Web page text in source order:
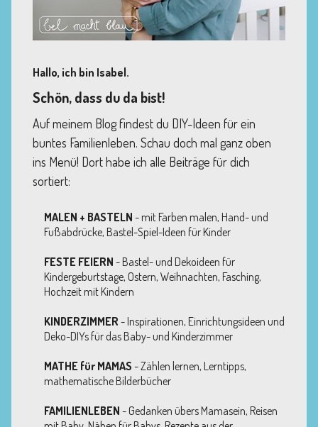
Hallo, ich bin Isabel.
Schön, dass du da bist!
Auf meinem Blog findest du DIY-Ideen für ein
buntes Familienleben. Schau doch mal ganz oben
ins Menü! Dort habe ich alle Beiträge für dich
sortiert:
MALEN + BASTELN - mit Farben malen, Hand- und
Fußabdrücke, Bastel-Spiel-Ideen für Kinder
FESTE FEIERN - Bastel- und Dekoideen für
Kindergeburtstage, Ostern, Weihnachten, Fasching,
Hochzeit mit Kindern
KINDERZIMMER - Inspirationen, Einrichtungsideen und
Deko-DIYs für das Baby- und Kinderzimmer
MATHE für MAMAS - Zählen lernen, Lerntipps,
mathematische Bilderbücher
FAMILIENLEBEN - Gedanken übers Mamasein, Reisen